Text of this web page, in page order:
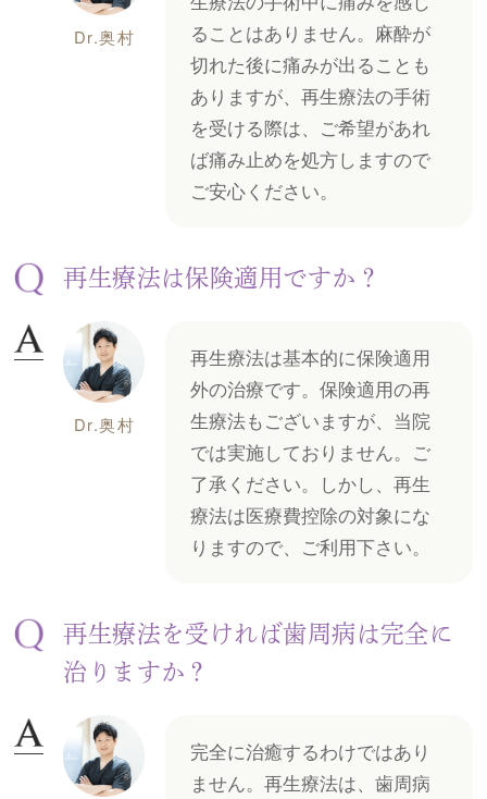
Dr.奥村
ることはありません。麻酔が
切れた後に痛みが出ることも
ありますが、再生療法の手術
を受ける際は、ご希望があれ
ば痛み止めを処方しますので
ご安心ください。
再生療法は保険適用ですか？
Dr.奥村
再生療法は基本的に保険適用
外の治療です。保険適用の再
生療法もございますが、当院
では実施しておりません。ご
了承ください。しかし、再生
療法は医療費控除の対象にな
りますので、ご利用下さい。
再生療法を受ければ歯周病は完全に
治りますか？
完全に治癒するわけではあり
ません。再生療法は、歯周病